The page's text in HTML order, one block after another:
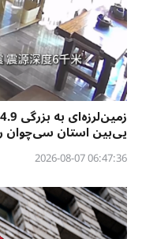
یی‌بین استان سی‌چوان
06:47:36 2026-08-07